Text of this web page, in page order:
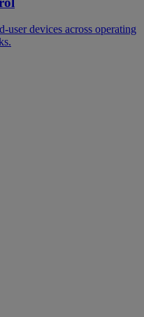
user devices across operating